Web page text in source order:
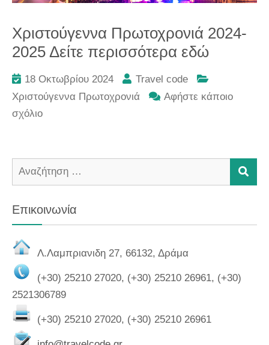
Χριστούγεννα Πρωτοχρονιά 2024-
2025 Δείτε περισσότερα εδώ
18 Οκτωβρίου 2024
Travel code
Χριστούγεννα Πρωτοχρονιά
Αφήστε κάποιο
σχόλιοστο
2025
περισσότερα
Αναζήτηση
για:
Επικοινωνία
Λ.Λαμπριανιδη 27, 66132, Δράμα
(+30) 25210 27020, (+30) 25210 26961, (+30)
2521306789
(+30) 25210 27020, (+30) 25210 26961